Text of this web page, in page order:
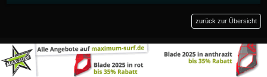
zurück zur Übersicht